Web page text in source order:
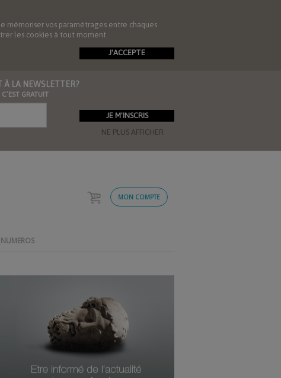
mémoriser vos paramétrages entre chaques
les cookies à tout moment.
J'ACCEPTE
NE PLUS AFFICHER
À LA NEWSLETTER?
GRATUIT
MON COMPTE